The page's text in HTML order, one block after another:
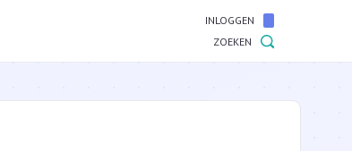
INLOGGEN
ZOEKEN